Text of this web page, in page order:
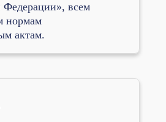
Федерации», всем
нормам
актам.